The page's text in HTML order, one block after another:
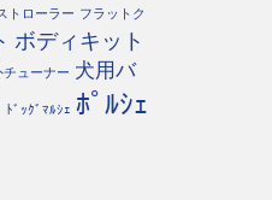
トローラー フラットク
ボディキット
チューナー 犬用バ
ﾄﾞｯｸﾞﾏﾙｼｪ ﾎﾟﾙｼｪ